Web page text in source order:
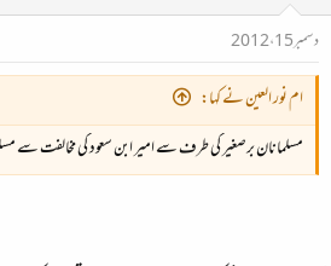
دسمبر 15، 2012
ام نور العين نے کہا:
مسلمانان برصغیر کی طرف سے امیر ابن سعود کی مخالفت سے